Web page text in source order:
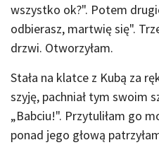
wszystko ok?". Potem
odbierasz, martwię się".
drzwi. Otworzyłam.
Stała na klatce z Kubą za
szyję, pachniał tym swoim
„Babciu!". Przytuliłam go
ponad jego głową